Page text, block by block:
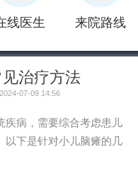
线医生 来院路线
治疗方法
07-09 14:56
病，需要综合考虑患儿
以下是针对小儿脑瘫的几